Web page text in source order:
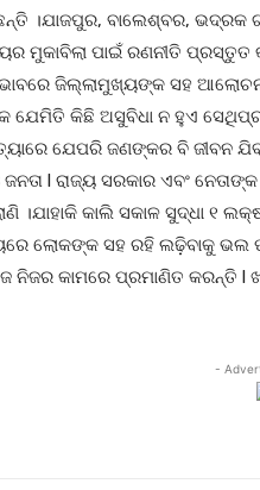
।ଯାଜପୁର, ବାଲେଶ୍ବର, ଭଦ୍ରକ
ମୁକାବିଲା ପାଇଁ ରଣନୀତି ପ୍ରସ୍ତୁତ
ଜିଲ୍ଲାମୁଖ୍ୟଙ୍କ ସହ
କିଛି ଅସୁବିଧା ନ ହୁଏ
ଯେପରି ଜଣଙ୍କର ବି ଜୀବନ ଯିବ
ଜନତା l ରାଜ୍ୟ ସରକାର ଏବଂ
।ଯାହାକି କାଲି ସକାଳ ସୁଦ୍ଧା ୧
ଲୋକଙ୍କ ସହ ରହି ଲଢ଼ିବାକୁ ଭଲ
ନିଜର କାମରେ ପ୍ରମାଣିତ କରନ୍ତି
-